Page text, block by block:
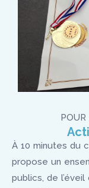
POUR
À 10 minutes du
propose un
publics, de